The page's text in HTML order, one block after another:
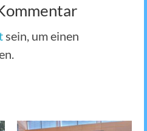
sein, um einen